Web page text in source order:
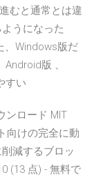
むと通常とは違
うになった
、Windows版だ
版 、
すい
ンロード MIT
向けの完全に動
減するブロッ
(13 点) - 無料で